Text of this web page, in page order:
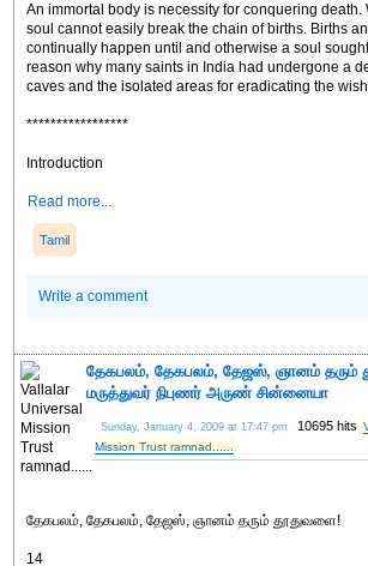
An immortal body is necessity for conquering death.
soul cannot easily break the chain of births. Births
continually happen until and otherwise a soul
reason why many saints in India had undergone a
caves and the isolated areas for eradicating the
*****************
Introduction
Read more...
Tamil
Write a comment
தேகபலம், தேகபலம், தேஜஸ், ஞானம் தரும்
மருத்துவர் நிபுணர் அருண் சின்னையா
Sunday, January 4, 2009 at 17:47 pm 10695 hits
Mission Trust ramnad......
தேகபலம், தேகபலம், தேஜஸ், ஞானம் தரும் தூதுவளை!
14